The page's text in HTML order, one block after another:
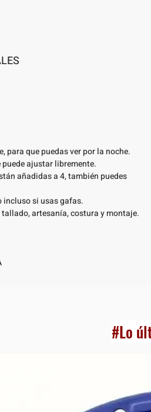
para que puedas ver por la noche.
ajustar libremente.
añadidas a 4, también puedes
incluso si usas gafas.
artesanía, costura y montaje.
#Lo